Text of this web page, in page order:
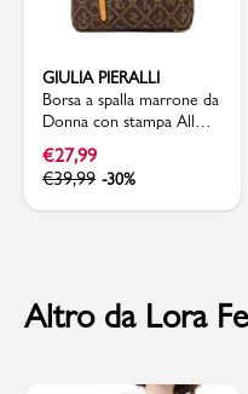
GIULIA PIERALLI
Borsa a spalla marrone da
Donna con stampa All
Over Giulia Pieralli
€27,99
€39,99 -30%
Altro da Lora